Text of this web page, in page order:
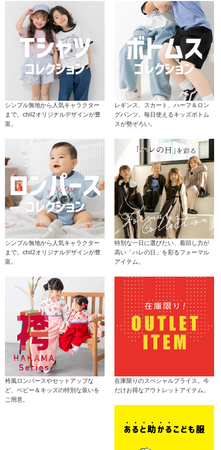
シンプル無地から人気キャラクター
まで。chil2オリジナルデザインが豊
富。
レギンス、スカート、ハーフ＆ロン
グパンツ。毎日使えるキッズボトム
スが勢ぞろい。
シンプル無地から人気キャラクター
まで。chil2オリジナルデザインが豊
富。
特別な一日に選びたい、着回し力が
高い「ハレの日」を彩るフォーマル
アイテム。
袴風ロンパースやセットアップな
ど、ベビー＆キッズの特別な装いを
ご用意。
在庫限りのスペシャルプライス。今
だけお得なアウトレットアイテム。